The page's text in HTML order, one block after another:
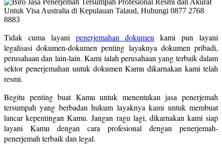
Tidak cuma layani penerjemahan dokumen kami pun layani
legalisasi dokumen-dokumen penting layaknya dokumen pribadi,
perusahaan dan lain-lain. Kami ialah perusahaan yang terbaik dalam
sektor penerjemahan untuk dokumen Kamu dikarnakan kami telah
resmi.
Begitu penting buat Kamu untuk menentukan jasa penerjemah
tersumpah yang berbadan hukum layaknya kami untuk membuat
lancar kepentingan Kamu. Jangan ragu lagi, dikarnakan kami siap
layani Kamu dengan cara profesional dengan penerjemah-
penerjemah terbaik dan legal.